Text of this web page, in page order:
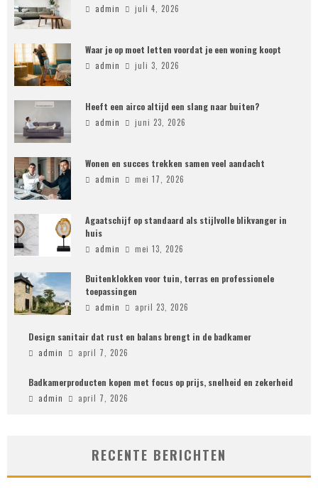
admin juli 4, 2026
Waar je op moet letten voordat je een woning koopt
admin juli 3, 2026
Heeft een airco altijd een slang naar buiten?
admin juni 23, 2026
Wonen en succes trekken samen veel aandacht
admin mei 17, 2026
Agaatschijf op standaard als stijlvolle blikvanger in
huis
admin mei 13, 2026
Buitenklokken voor tuin, terras en professionele
toepassingen
admin april 23, 2026
Design sanitair dat rust en balans brengt in de badkamer
admin april 7, 2026
Badkamerproducten kopen met focus op prijs, snelheid en zekerheid
admin april 7, 2026
RECENTE BERICHTEN